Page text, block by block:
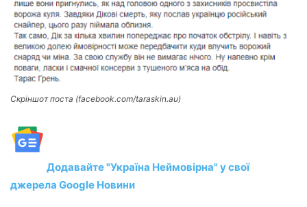
Скріншот поста (facebook.com/taraskin.au)
Додавайте "Україна Неймовірна" у свої
джерела Google Новини